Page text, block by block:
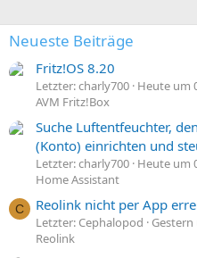
:
Neueste Beiträge
Fritz!OS 8.20
Letzter: charly700 Heute um
AVM Fritz!Box
Suche Luftentfeuchter,
(Konto) einrichten und
Letzter: charly700 Heute um
Home Assistant
C Reolink nicht per App
Letzter: Cephalopod
Gestern
Reolink